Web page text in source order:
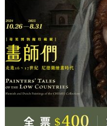
展
票】
《畫
師
們：
走